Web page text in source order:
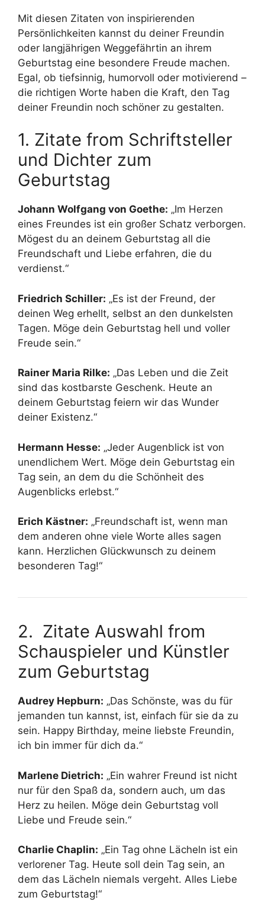
Mit diesen Zitaten von inspirierenden
Persönlichkeiten kannst du deiner Freundin
oder langjährigen Weggefährtin an ihrem
Geburtstag eine besondere Freude machen.
Egal, ob tiefsinnig, humorvoll oder motivierend –
die richtigen Worte haben die Kraft, den Tag
deiner Freundin noch schöner zu gestalten.
1. Zitate from Schriftsteller
und Dichter zum
Geburtstag
Johann Wolfgang von Goethe: „Im Herzen
eines Freundes ist ein großer Schatz verborgen.
Mögest du an deinem Geburtstag all die
Freundschaft und Liebe erfahren, die du
verdienst.“
Friedrich Schiller: „Es ist der Freund, der
deinen Weg erhellt, selbst an den dunkelsten
Tagen. Möge dein Geburtstag hell und voller
Freude sein.“
Rainer Maria Rilke: „Das Leben und die Zeit
sind das kostbarste Geschenk. Heute an
deinem Geburtstag feiern wir das Wunder
deiner Existenz.“
Hermann Hesse: „Jeder Augenblick ist von
unendlichem Wert. Möge dein Geburtstag ein
Tag sein, an dem du die Schönheit des
Augenblicks erlebst.“
Erich Kästner: „Freundschaft ist, wenn man
dem anderen ohne viele Worte alles sagen
kann. Herzlichen Glückwunsch zu deinem
besonderen Tag!“
2. Zitate Auswahl from
Schauspieler und Künstler
zum Geburtstag
Audrey Hepburn: „Das Schönste, was du für
jemanden tun kannst, ist, einfach für sie da zu
sein. Happy Birthday, meine liebste Freundin,
ich bin immer für dich da.“
Marlene Dietrich: „Ein wahrer Freund ist nicht
nur für den Spaß da, sondern auch, um das
Herz zu heilen. Möge dein Geburtstag voll
Liebe und Freude sein.“
Charlie Chaplin: „Ein Tag ohne Lächeln ist ein
verlorener Tag. Heute soll dein Tag sein, an
dem das Lächeln niemals vergeht. Alles Liebe
zum Geburtstag!“